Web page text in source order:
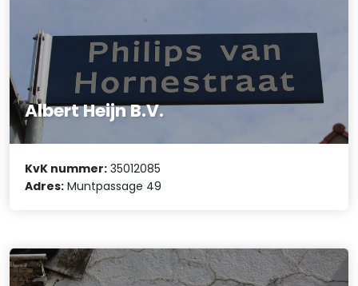
Albert Heijn B.V.
KvK nummer: 35012085
Adres: Muntpassage 49